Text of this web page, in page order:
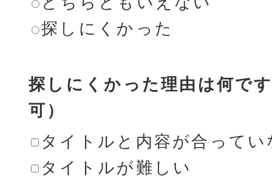
探しにくかった
探しにくかった理由は何で
可）
タイトルと内容が合ってい
タイトルが難しい